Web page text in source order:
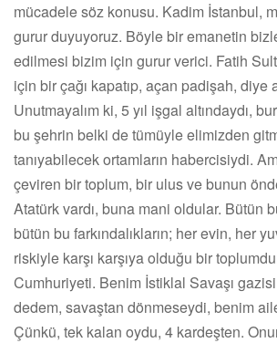
mücadele söz konusu. Kadim İstanbul,
gurur duyuyoruz. Böyle bir emanetin
edilmesi bizim için gurur verici. Fatih
için bir çağı kapatıp, açan padişah, diye
Unutmayalım ki, 5 yıl işgal altındaydı,
bu şehrin belki de tümüyle elimizden
tanıyabilecek ortamların habercisiydi.
çeviren bir toplum, bir ulus ve bunun
Atatürk vardı, buna mani oldular. Bütün
bütün bu farkındalıkların; her evin, her
riskiyle karşı karşıya olduğu bir
Cumhuriyeti. Benim İstiklal Savaşı
dedem, savaştan dönmeseydi, benim
Çünkü, tek kalan oydu, 4 kardeşten.